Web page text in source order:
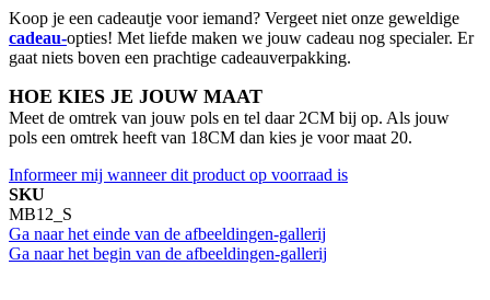
Koop je een cadeautje voor iemand? Vergeet niet onze geweldige
cadeau-opties! Met liefde maken we jouw cadeau nog specialer. Er
gaat niets boven een prachtige cadeauverpakking.
HOE KIES JE JOUW MAAT
Meet de omtrek van jouw pols en tel daar 2CM bij op. Als jouw
pols een omtrek heeft van 18CM dan kies je voor maat 20.
Informeer mij wanneer dit product op voorraad is
SKU
MB12_S
Ga naar het einde van de afbeeldingen-gallerij
Ga naar het begin van de afbeeldingen-gallerij